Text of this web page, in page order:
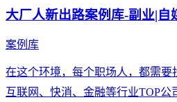
大厂人新出路案例库-副业|自
案例库
在这个环境，每个职场人，都需
互联网、快消、金融等行业TOP公